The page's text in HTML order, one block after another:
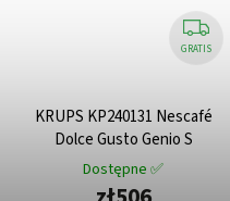
GRATIS
KRUPS KP240131 Nescafé
Dolce Gusto Genio S
Dostępne ✅